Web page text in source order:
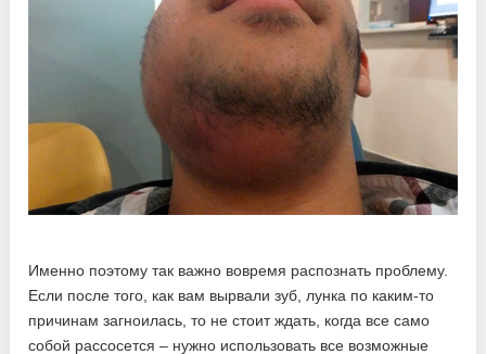
Именно поэтому так важно вовремя распознать проблему.
Если после того, как вам вырвали зуб, лунка по каким-то
причинам загноилась, то не стоит ждать, когда все само
собой рассосется – нужно использовать все возможные